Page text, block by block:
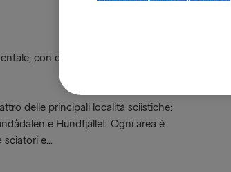
con oltre 100 piste da sci, è il
delle principali località sciistiche:
e Hundfjället. Ogni area è
e...